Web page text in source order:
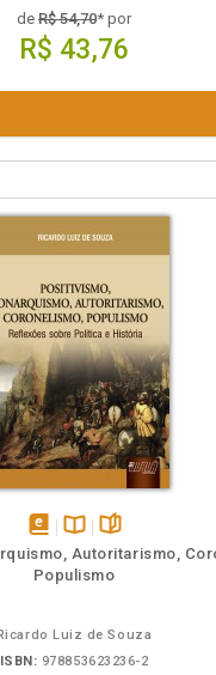
de R$ 54,70* por
R$ 43,76
disponível
em
Disponível
na
páginas
Autoritarismo,
Populismo
Luiz de Souza
ISBN: 978853623236-2